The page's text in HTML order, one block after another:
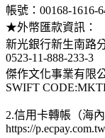
帳號：00168-1616-
★外幣匯款資訊：
新光銀行新生南路
0523-11-888-233-3
傑作文化事業有限
SWIFT
2.信用卡轉帳（海內
https://